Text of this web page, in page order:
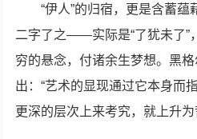
“伊人”的归宿，更是含蓄蕴
二字了之——实际是“了犹未了”
穷的悬念，付诸余生梦想。黑
出：“艺术的显现通过它本身而
更深的层次上来考究，就上升为